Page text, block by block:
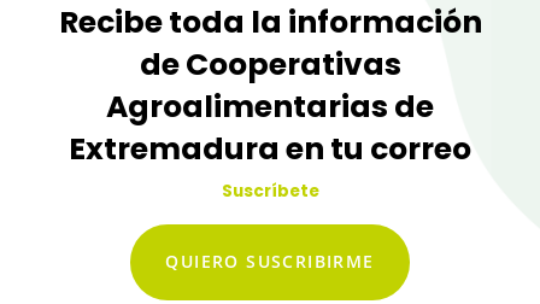
Recibe toda la información
de Cooperativas
Agroalimentarias de
Extremadura en tu correo
Suscríbete
QUIERO SUSCRIBIRME